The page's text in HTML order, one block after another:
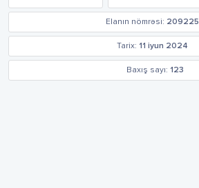
Elanın nömrəsi: 209225
Tarix: 11 iyun 2024
Baxış sayı: 123